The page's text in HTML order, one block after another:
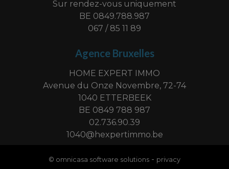
Sur rendez-vous uniquement
BE 0849.788.987
067 / 85 11 89
Agence Bruxelles
HOME EXPERT IMMO
Avenue du Onze Novembre, 72-74
1040 ETTERBEEK
BE 0849 788 987
02.736.90.39
1040@hexpertimmo.be
© omnicasa software solutions - privacy